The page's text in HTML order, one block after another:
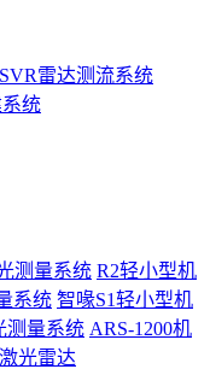
SVR雷达测流系统
统
测量系统 R2轻小型机
系统 智喙S1轻小型机
测量系统 ARS-1200机
光雷达